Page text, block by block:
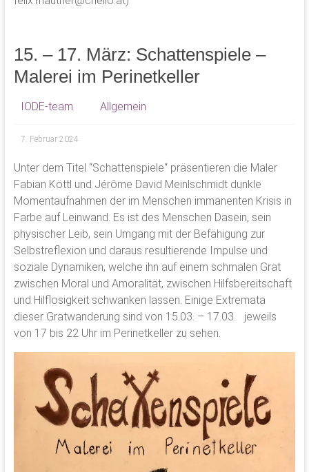
15. – 17. März: Schattenspiele –
Malerei im Perinetkeller
IODE-team Allgemein
7. Februar 2024
Unter dem Titel “Schattenspiele“ präsentieren die Maler
Fabian Köttl und Jérôme David Meinlschmidt dunkle
Momentaufnahmen der im Menschen immanenten Krisis in
Farbe auf Leinwand. Es ist des Menschen Dasein, sein
physischer Leib, sein Umgang mit der Befähigung zur
Selbstreflexion und daraus resultierende Impulse und
soziale Dynamiken, welche ihn auf einem schmalen Grat
zwischen Moral und Amoralität, zwischen Hilfsbereitschaft
und Hilflosigkeit schwanken lassen. Einige Extremata
dieser Gratwanderung sind von 15.03. – 17.03. jeweils
von 17 bis 22 Uhr im Perinetkeller zu sehen.